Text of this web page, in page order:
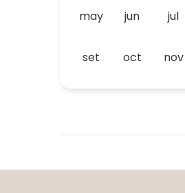
may jun jul
set oct nov